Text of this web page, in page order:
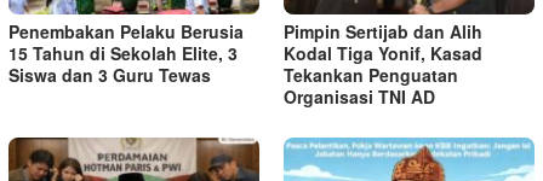
Penembakan Pelaku Berusia
15 Tahun di Sekolah Elite, 3
Siswa dan 3 Guru Tewas
Pimpin Sertijab dan Alih
Kodal Tiga Yonif, Kasad
Tekankan Penguatan
Organisasi TNI AD